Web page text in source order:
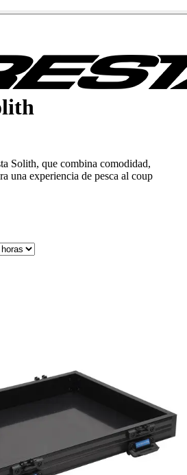
Solith, que combina comodidad,
una experiencia de pesca al coup